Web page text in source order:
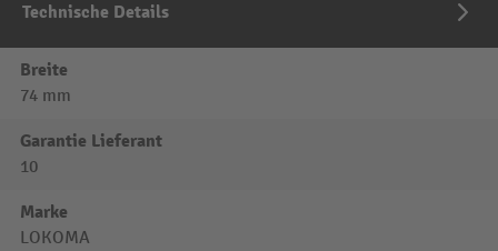
Technische Details
Breite
74 mm
Garantie Lieferant
10
Marke
LOKOMA